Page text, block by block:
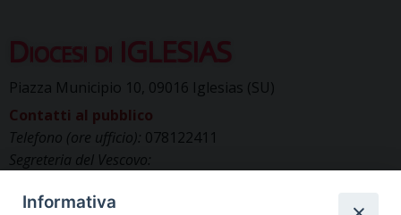
Diocesi di IGLESIAS
Piazza Municipio 10, 09016 Iglesias (SU)
Contatti al pubblico
Telefono (ore ufficio): 078122411
Segreteria del Vescovo:
Uffici di Curia:curia_iglesias@libero.it
Informativa